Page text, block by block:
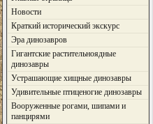
Новости
Краткий исторический экскурс
Эра динозавров
Гигантские растительноядные
динозавры
Устрашающие хищные динозавры
Удивительные птиценогие динозавры
Вооруженные рогами, шипами и
панцирями